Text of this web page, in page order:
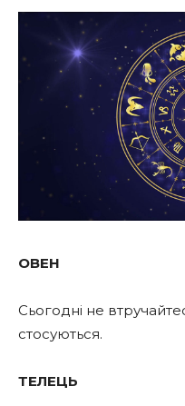
ОВЕН
Сьогодні не
стосуються.
ТЕЛЕЦЬ